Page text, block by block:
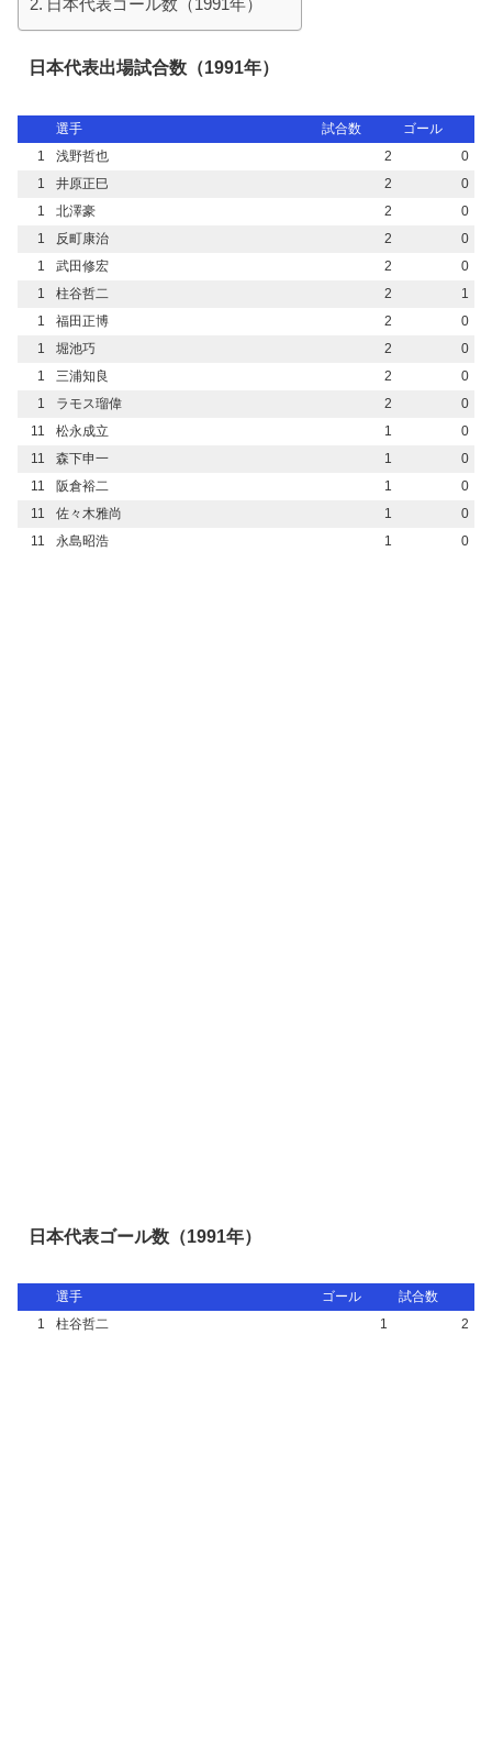
日本代表ゴール数（1991年）
日本代表出場試合数（1991年）
選手 試合数
ゴール
1
浅野哲也 2
0
1
井原正巳 2
0
1
北澤豪 2
0
1
反町康治 2
0
1
武田修宏 2
0
1
柱谷哲二 2
1
1
福田正博 2
0
1
堀池巧 2
0
1
三浦知良 2
0
1
ラモス瑠偉 2
0
11
松永成立 1
0
11
森下申一 1
0
11
阪倉裕二 1
0
11
佐々木雅尚 1
0
11
永島昭浩 1 0
日本代表ゴール数（1991年）
選手 ゴール
試合数
1
柱谷哲二 1 2